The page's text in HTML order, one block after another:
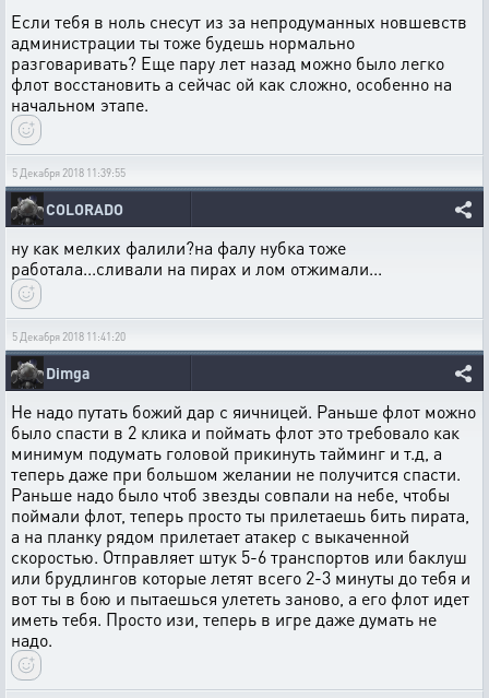
Если тебя в ноль снесут из за непродуманных новшевств
администрации ты тоже будешь нормально
разговаривать? Еще пару лет назад можно было легко
флот восстановить а сейчас ой как сложно, особенно на
начальном этапе.
5 Декабря 2018 11:39:55
COLORADO
ну как мелких фалили?на фалу нубка тоже
работала...сливали на пирах и лом отжимали...
5 Декабря 2018 11:41:20
Dimga
Не надо путать божий дар с яичницей. Раньше флот можно
было спасти в 2 клика и поймать флот это требовало как
минимум подумать головой прикинуть тайминг и т.д, а
теперь даже при большом желании не получится спасти.
Раньше надо было чтоб звезды совпали на небе, чтобы
поймали флот, теперь просто ты прилетаешь бить пирата,
а на планку рядом прилетает атакер с выкаченной
скоростью. Отправляет штук 5-6 транспортов или баклуш
или брудлингов которые летят всего 2-3 минуты до тебя и
вот ты в бою и пытаешься улететь заново, а его флот идет
иметь тебя. Просто изи, теперь в игре даже думать не
надо.